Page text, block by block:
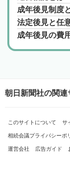
成年後見制度
法定後見と任
成年後見の費用
朝日新聞社の関連
このサイトについて サ
相続会議プライバシーポ
運営会社 広告ガイド